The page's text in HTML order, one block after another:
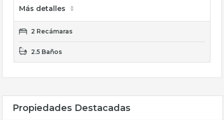
Más detalles
2 Recámaras
2.5 Baños
Propiedades Destacadas